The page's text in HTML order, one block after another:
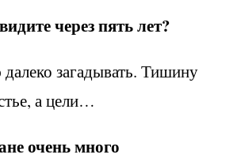
через пять лет?
загадывать. Тишину
а цели…
очень много